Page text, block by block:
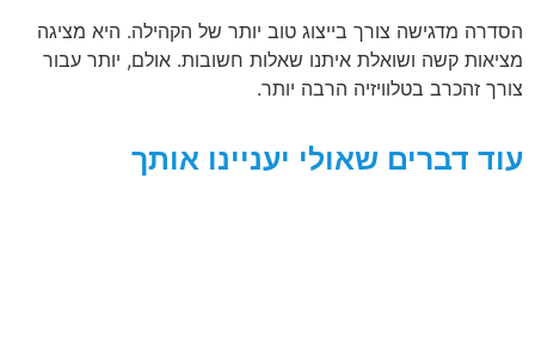
הסדרה מדגישה צורך בייצוג טוב יותר של הקהילה. היא מציגה
מציאות קשה ושואלת איתנו שאלות חשובות. אולם, יותר עבור
צורך זהכרב בטלוויזיה הרבה יותר.
עוד דברים שאולי יעניינו אותך